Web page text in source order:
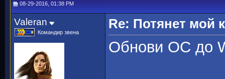
08-29-2016, 01:38 PM
Valeran
Командир звена
Re: Потянет мой
Обнови ОС до